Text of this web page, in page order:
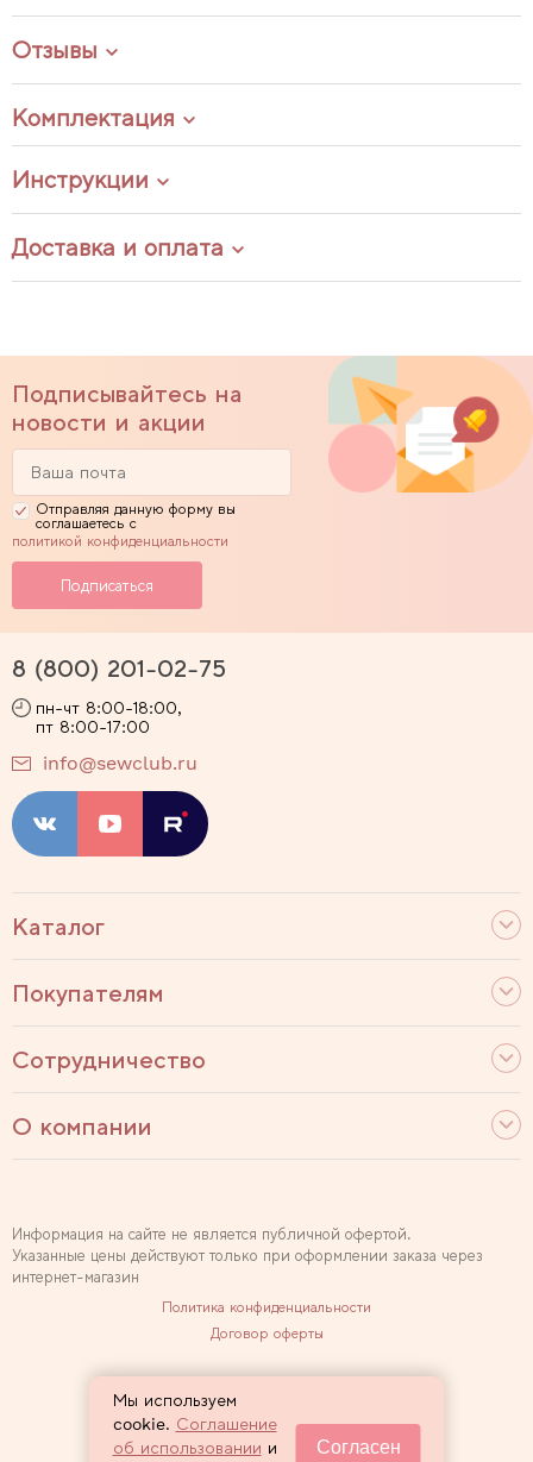
Отзывы
Комплектация
Инструкции
Доставка и оплата
Подписывайтесь на
новости и акции
Отправляя данную форму вы
соглашаетесь с
политикой конфиденциальности
Каталог
Покупателям
Сотрудничество
О компании
8 (800) 201-02-75
пн-чт 8:00-18:00,
пт 8:00-17:00
info@sewclub.ru
2007 — 2026 Sewclub
Информация на сайте не является публичной офертой.
Указанные цены действуют только при оформлении заказа через
интернет-магазин
Политика конфиденциальности
Договор оферты
Мы используем
cookie. Соглашение
об использовании и Согласен